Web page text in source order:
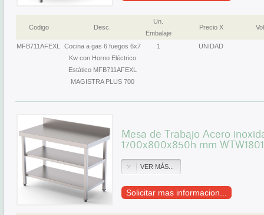
Codigo Desc.
Un.
Embalaje
Precio X
MFB711AFEXL
Cocina a gas 6 fuegos 6x7
Kw con Horno Eléctrico
Estático MFB711AFEXL
MAGISTRA PLUS 700
1 UNIDAD
Mesa de Trabajo Acero
1700x800x850h mm
VER MÁS...
Solicitar mas informacion...